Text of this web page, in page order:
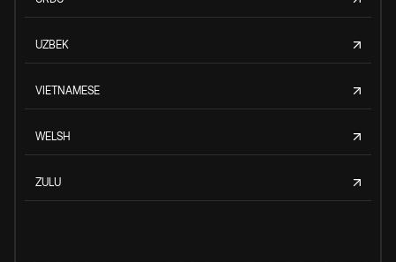
UZBEK
VIETNAMESE
WELSH
ZULU